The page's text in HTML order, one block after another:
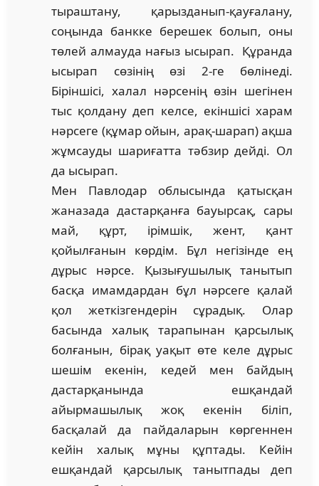
тыраштану, қарызданып-қауғалану,
соңында банкке берешек болып, оны
төлей алмауда нағыз ысырап. Құранда
ысырап сөзінің өзі 2-ге бөлінеді.
Біріншісі, халал нәрсенің өзін шегінен
тыс қолдану деп келсе, екіншісі харам
нәрсеге (құмар ойын, арақ-шарап) ақша
жұмсауды шариғатта тәбзир дейді. Ол
да ысырап.
Мен Павлодар облысында қатысқан
жаназада дастарқанға бауырсақ, сары
май, құрт, ірімшік, жент, қант
қойылғанын көрдім. Бұл негізінде ең
дұрыс нәрсе. Қызығушылық танытып
басқа имамдардан бұл нәрсеге қалай
қол жеткізгендерін сұрадық. Олар
басында халық тарапынан қарсылық
болғанын, бірақ уақыт өте келе дұрыс
шешім екенін, кедей мен байдың
дастарқанында ешқандай
айырмашылық жоқ екенін біліп,
басқалай да пайдаларын көргеннен
кейін халық мұны құптады. Кейін
ешқандай қарсылық танытпады деп